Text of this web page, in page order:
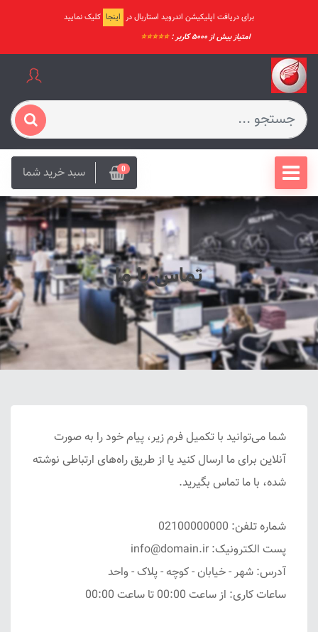
برای دریافت اپلیکیشن اندروید استاربال در اینجا کلیک نمایید
امتیاز بیش از ۵۰۰۰ کاربر :
⭐️⭐️⭐️⭐️⭐️
0 سبد خرید شما
تماس با ما
شما می‌توانید با تکمیل فرم زیر، پیام خود را به صورت
آنلاین برای ما ارسال کنید یا از طریق راه‌های ارتباطی نوشته
شده، با ما تماس بگیرید.
شماره تلفن: 02100000000
پست الکترونیک: info@domain.ir
آدرس: شهر - خیابان - کوچه - پلاک - واحد
ساعات کاری: از ساعت 00:00 تا ساعت 00:00